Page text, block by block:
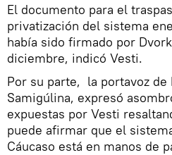
El documento para el
privatización del sistema
había sido firmado por
diciembre, indicó Vesti.
Por su parte, la portavoz de
Samigúlina, expresó
expuestas por Vesti
puede afirmar que el
Cáucaso está en manos de